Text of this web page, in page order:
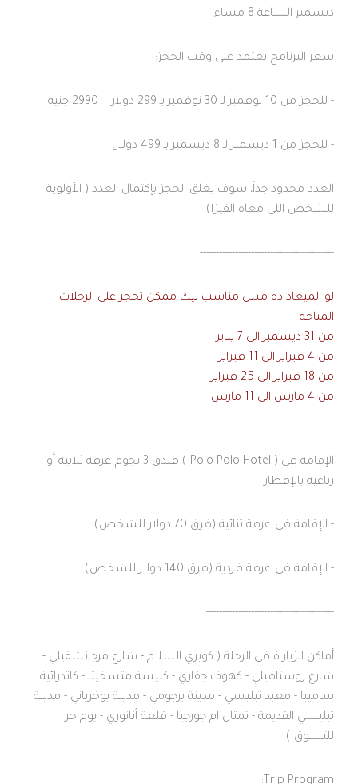
ديسمبر الساعة 8 مساءا
سعر البرنامج يعتمد على وقت الحجز:
- للحجز من 10 نوفمبر لـ 30 نوفمبر بـ 299 دولار + 2990 جنيه
- للحجز من 1 ديسمبر لـ 8 ديسمبر بـ 499 دولار.
العدد محدود جداً، سوف يغلق الحجز بإكتمال العدد ( الأولوية
للشخص اللى معاه الفيزا)
------------------------------------------
لو الميعاد ده مش مناسب ليك ممكن تحجز على الرحلات
المتاحة
من 31 ديسمبر الى 7 يناير
من 4 فبراير الي 11 فبراير
من 18 فبراير الي 25 فبراير
من 4 مارس الي 11 مارس
------------------------------------------
الإقامة فى ( Polo Polo Hotel ) فندق 3 نجوم غرفة ثلاثية أو
رباعية بالإفطار
- الإقامة فى غرفة ثنائية (فرق 70 دولار للشخص)
- الإقامة فى غرفة فردية (فرق 140 دولار للشخص)
----------------------------------------
أماكن الزيار ة فى الرحلة ( كوبري السلام - شارع مرجانشفيلي -
شارع روستافيلي - كهوف جفاري - كنيسة متسخيتا - كاتدرائية
ساميبا - معبد تبليسي - مدينة برجومي - مدينة بوخرياني - مدينة
تبليسي القديمة - تمثال ام جورجيا - قلعة أنانوري - يوم حر
للتسوق )